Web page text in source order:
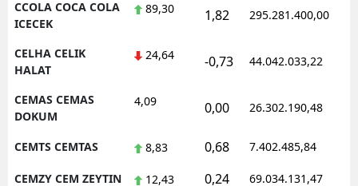
CCOLA COCA COLA
ICECEK
89,30 1,82 295.281.400,00
CELHA CELIK
HALAT
24,64 -0,73 44.042.033,22
CEMAS CEMAS
DOKUM
4,09 0,00 26.302.190,48
CEMTS CEMTAS 8,83 0,68 7.402.485,84
CEMZY CEM ZEYTIN 12,43 0,24 69.034.131,47